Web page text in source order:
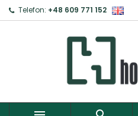
Telefon: +48 609 771 152